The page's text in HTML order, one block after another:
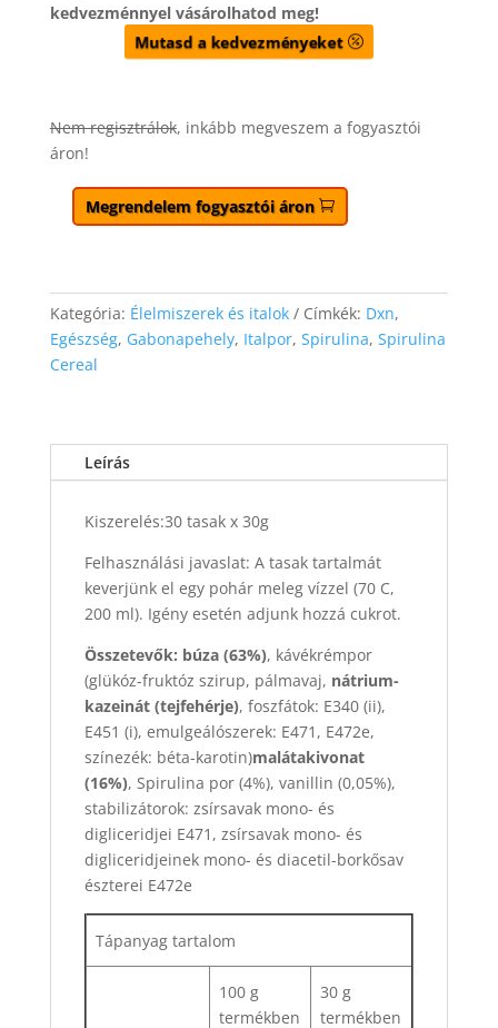
kedvezménnyel vásárolhatod meg!
Mutasd a kedvezményeket
Nem regisztrálok, inkább megveszem a fogyasztói
áron!
Megrendelem fogyasztói áron
Kategória: Élelmiszerek és italok Címkék: Dxn,
Egészség, Gabonapehely, Italpor, Spirulina, Spirulina
Cereal
Leírás
Kiszerelés:30 tasak x 30g
Felhasználási javaslat: A tasak tartalmát
keverjünk el egy pohár meleg vízzel (70 C,
200 ml). Igény esetén adjunk hozzá cukrot.
Összetevők: búza (63%), kávékrémpor
(glükóz-fruktóz szirup, pálmavaj, nátrium-
kazeinát (tejfehérje), foszfátok: E340 (ii),
E451 (i), emulgeálószerek: E471, E472e,
színezék: béta-karotin)malátakivonat
(16%), Spirulina por (4%), vanillin (0,05%),
stabilizátorok: zsírsavak mono- és
digliceridjei E471, zsírsavak mono- és
digliceridjeinek mono- és diacetil-borkősav
észterei E472e
Tápanyag tartalom
100 g
termékben
30 g
termékben